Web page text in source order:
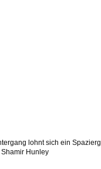
lohnt sich ein
Hunley